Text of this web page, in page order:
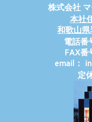
株式会社
本社
和歌山
電話
FAX
email：
定